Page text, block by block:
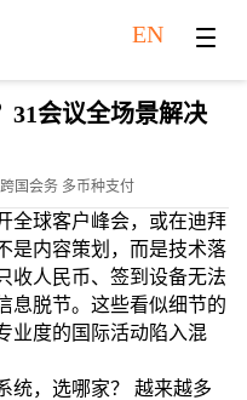
EN
31会议全场景解决
国会务 多币种支付
全球客户峰会，或在迪拜
是内容策划，而是技术落
人民币、签到设备无法
息脱节。这些看似细节的
业度的国际活动陷入混
统，选哪家？
越来越多